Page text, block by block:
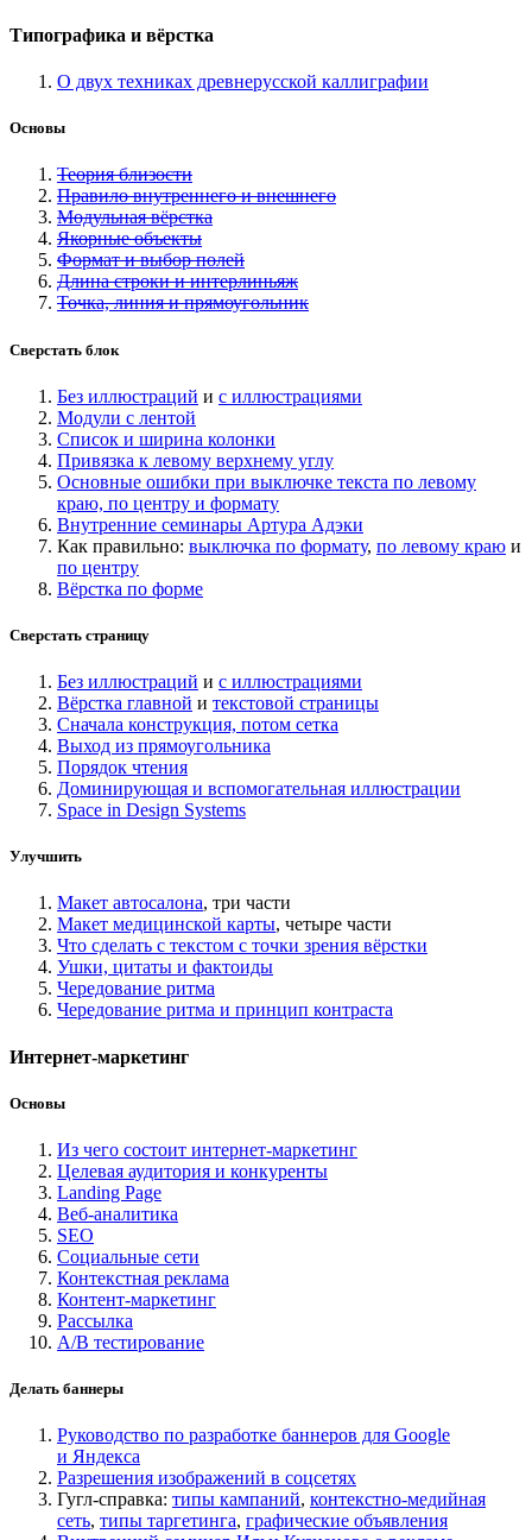
Типографика и вёрстка
О двух техниках древнерусской каллиграфии
Основы
Теория близости
Правило внутреннего и внешнего
Модульная вёрстка
Якорные объекты
Формат и выбор полей
Длина строки и интерлиньяж
Точка, линия и прямоугольник
Сверстать блок
Без иллюстраций и с иллюстрациями
Модули с лентой
Список и ширина колонки
Привязка к левому верхнему углу
Основные ошибки при выключке текста по левому
краю, по центру и формату
Внутренние семинары Артура Адэки
Как правильно: выключка по формату, по левому краю и
по центру
Вёрстка по форме
Сверстать страницу
Без иллюстраций и с иллюстрациями
Вёрстка главной и текстовой страницы
Сначала конструкция, потом сетка
Выход из прямоугольника
Порядок чтения
Доминирующая и вспомогательная иллюстрации
Space in Design Systems
Улучшить
Макет автосалона, три части
Макет медицинской карты, четыре части
Что сделать с текстом с точки зрения вёрстки
Ушки, цитаты и фактоиды
Чередование ритма
Чередование ритма и принцип контраста
Интернет-маркетинг
Основы
Из чего состоит интернет-маркетинг
Целевая аудитория и конкуренты
Landing Page
Веб-аналитика
SEO
Социальные сети
Контекстная реклама
Контент-маркетинг
Рассылка
A/B тестирование
Делать баннеры
Руководство по разработке баннеров для Google
и Яндекса
Разрешения изображений в соцсетях
Гугл-справка: типы кампаний, контекстно-медийная
сеть, типы таргетинга, графические объявления